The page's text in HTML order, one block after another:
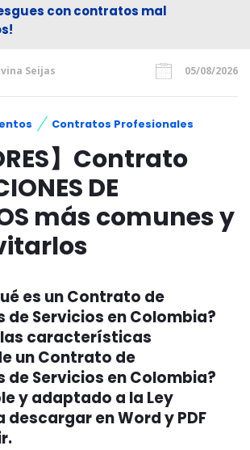
con contratos mal
Seijas 05/08/2026
Contratos Profesionales
】Contrato
DE
más comunes y
es un Contrato de
de Servicios en Colombia?
las características
un Contrato de
de Servicios en Colombia?
y adaptado a la Ley
en Word y PDF